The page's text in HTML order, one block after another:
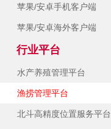
苹果/安卓手机客户端
苹果/安卓海外客户端
行业平台
水产养殖管理平台
渔捞管理平台
北斗高精度位置服务平台